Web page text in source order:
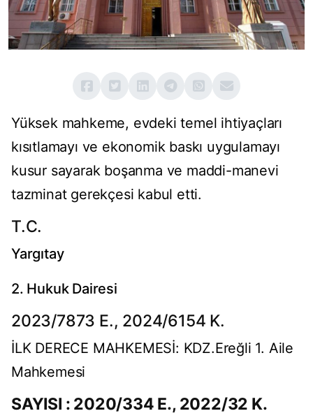
Yüksek mahkeme, evdeki temel ihtiyaçları
kısıtlamayı ve ekonomik baskı uygulamayı
kusur sayarak boşanma ve maddi-manevi
tazminat gerekçesi kabul etti.
T.C.
Yargıtay
2. Hukuk Dairesi
2023/7873 E., 2024/6154 K.
İLK DERECE MAHKEMESİ: KDZ.Ereğli 1. Aile
Mahkemesi
SAYISI : 2020/334 E., 2022/32 K.